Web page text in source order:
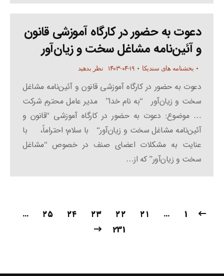
دعوت به حضور در کارگاه آموزشی قانون
و آئین‌نامه مشاغل سخت و زیان‌آور
بخشنامه های سندیکا ۱۴۰۳-۰۴-۱۹ نظر بدهید
دعوت به حضور در کارگاه آموزشی قانون و آئین‌نامه مشاغل
سخت و زیان‌آور “به نام خدا” مدیر عامل محترم شرکت
… موضوع: دعوت به حضور در کارگاه آموزشی “قانون و
آئین‌نامه مشاغل سخت و زیان‌آور“ با سلام؛ احتراماً، با
عنایت به مشکلات اعضای صنف در خصوص “مشاغل
سخت و زیان‌آور” که از…
1
… ۲۱ ۲۲ ۲۳ ۲۴ ۲۵
…
231